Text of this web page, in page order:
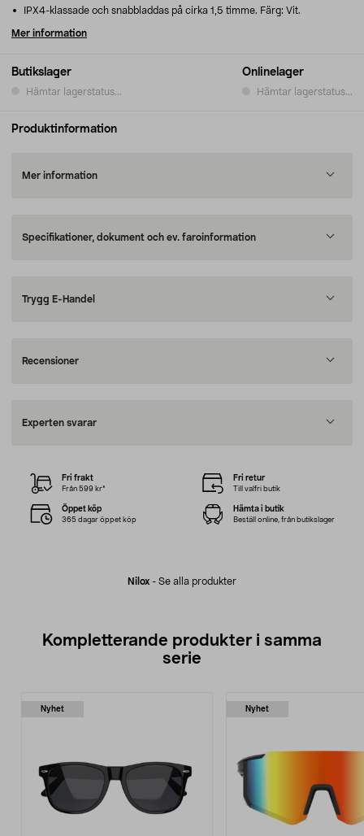
Butikslager
Hämtar lagerstatus...
Onlinelager
Hämtar lagerstatus...
IPX4-klassade och snabbladdas på cirka 1,5 timme. Färg: Vit.
Mer information
Produktinformation
Mer information
Specifikationer, dokument och ev. faroinformation
Trygg E-Handel
Recensioner
Experten svarar
Nilox - Se alla produkter
Fri frakt
Från 599 kr*
Fri retur
Till valfri butik
Öppet köp
365 dagar öppet köp
Hämta i butik
Beställ online, från butikslager
Kompletterande produkter i samma
serie
Nyhet Nyhet